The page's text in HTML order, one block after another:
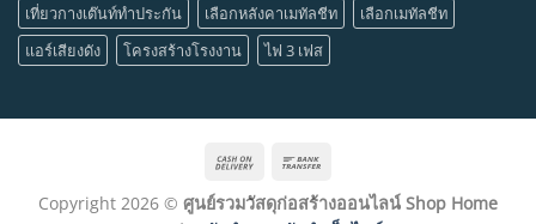
เที่ยวกางเต๊นท์ทำประกัน
เลือกหลังคาเมทัลชีท
เลือกเมทัลชีท
แอร์เสียงดัง
โครงสร้างโรงงาน ไฟ 3 เฟส
Cash
Delivery
Copyright 2026 © ศูนย์รวมวัสดุก่อสร้างออนไลน์ Shop Home